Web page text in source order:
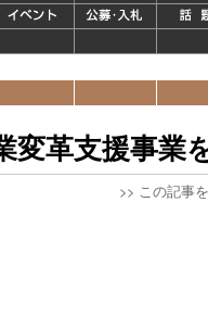
変革支援事業
>> この記事